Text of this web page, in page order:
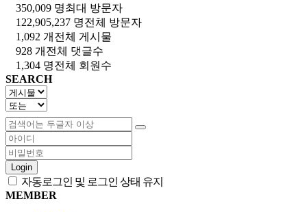
350,009 명최대 방문자
122,905,237 명전체 방문자
1,092 개 전체 게시물
928 개 전체 댓글수
1,304 명전체 회원수
SEARCH
Login
자동로그인 및 로그인 상태 유지
MEMBER